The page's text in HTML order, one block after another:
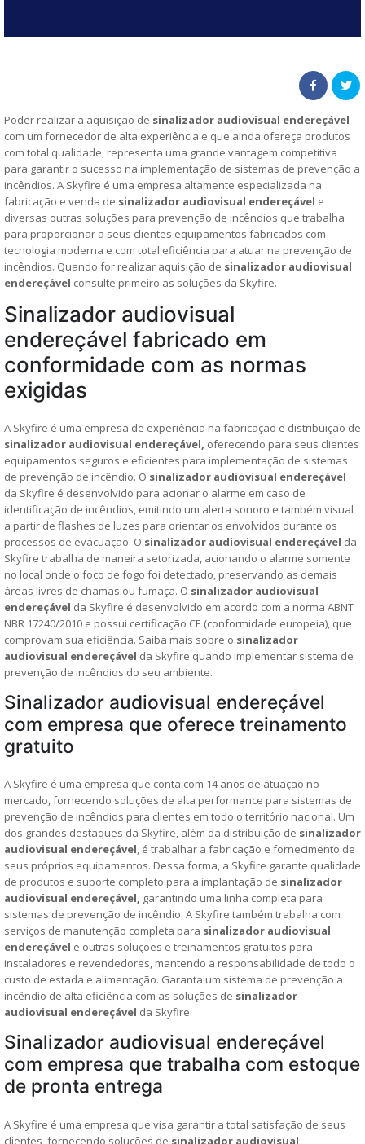
Poder realizar a aquisição de sinalizador audiovisual endereçável
com um fornecedor de alta experiência e que ainda ofereça produtos
com total qualidade, representa uma grande vantagem competitiva
para garantir o sucesso na implementação de sistemas de prevenção a
incêndios. A Skyfire é uma empresa altamente especializada na
fabricação e venda de sinalizador audiovisual endereçável e
diversas outras soluções para prevenção de incêndios que trabalha
para proporcionar a seus clientes equipamentos fabricados com
tecnologia moderna e com total eficiência para atuar na prevenção de
incêndios. Quando for realizar aquisição de sinalizador audiovisual
endereçável consulte primeiro as soluções da Skyfire.
Sinalizador audiovisual
endereçável fabricado em
conformidade com as normas
exigidas
A Skyfire é uma empresa de experiência na fabricação e distribuição de
sinalizador audiovisual endereçável, oferecendo para seus clientes
equipamentos seguros e eficientes para implementação de sistemas
de prevenção de incêndio. O sinalizador audiovisual endereçável
da Skyfire é desenvolvido para acionar o alarme em caso de
identificação de incêndios, emitindo um alerta sonoro e também visual
a partir de flashes de luzes para orientar os envolvidos durante os
processos de evacuação. O sinalizador audiovisual endereçável da
Skyfire trabalha de maneira setorizada, acionando o alarme somente
no local onde o foco de fogo foi detectado, preservando as demais
áreas livres de chamas ou fumaça. O sinalizador audiovisual
endereçável da Skyfire é desenvolvido em acordo com a norma ABNT
NBR 17240/2010 e possui certificação CE (conformidade europeia), que
comprovam sua eficiência. Saiba mais sobre o sinalizador
audiovisual endereçável da Skyfire quando implementar sistema de
prevenção de incêndios do seu ambiente.
Sinalizador audiovisual endereçável
com empresa que oferece treinamento
gratuito
A Skyfire é uma empresa que conta com 14 anos de atuação no
mercado, fornecendo soluções de alta performance para sistemas de
prevenção de incêndios para clientes em todo o território nacional. Um
dos grandes destaques da Skyfire, além da distribuição de sinalizador
audiovisual endereçável, é trabalhar a fabricação e fornecimento de
seus próprios equipamentos. Dessa forma, a Skyfire garante qualidade
de produtos e suporte completo para a implantação de sinalizador
audiovisual endereçável, garantindo uma linha completa para
sistemas de prevenção de incêndio. A Skyfire também trabalha com
serviços de manutenção completa para sinalizador audiovisual
endereçável e outras soluções e treinamentos gratuitos para
instaladores e revendedores, mantendo a responsabilidade de todo o
custo de estada e alimentação. Garanta um sistema de prevenção a
incêndio de alta eficiência com as soluções de sinalizador
audiovisual endereçável da Skyfire.
Sinalizador audiovisual endereçável
com empresa que trabalha com estoque
de pronta entrega
A Skyfire é uma empresa que visa garantir a total satisfação de seus
clientes, fornecendo soluções de sinalizador audiovisual